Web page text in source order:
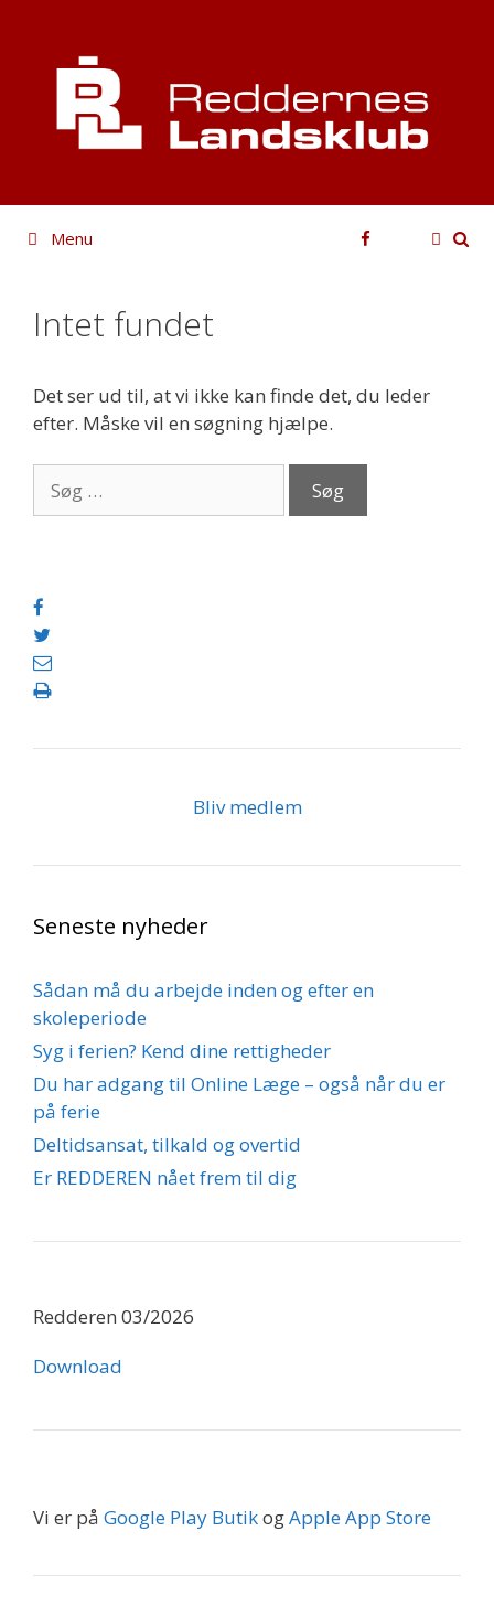
indhold
Facebook
Menu
Intet fundet
Det ser ud til, at vi ikke kan finde det, du leder
efter. Måske vil en søgning hjælpe.
efter:
Bliv medlem
Seneste nyheder
Sådan må du arbejde inden og efter en
skoleperiode
Syg i ferien? Kend dine rettigheder
Du har adgang til Online Læge – også når du er
på ferie
Deltidsansat, tilkald og overtid
Er REDDEREN nået frem til dig
Redderen 03/2026
Download
Vi er på Google Play ButikogApple App Store